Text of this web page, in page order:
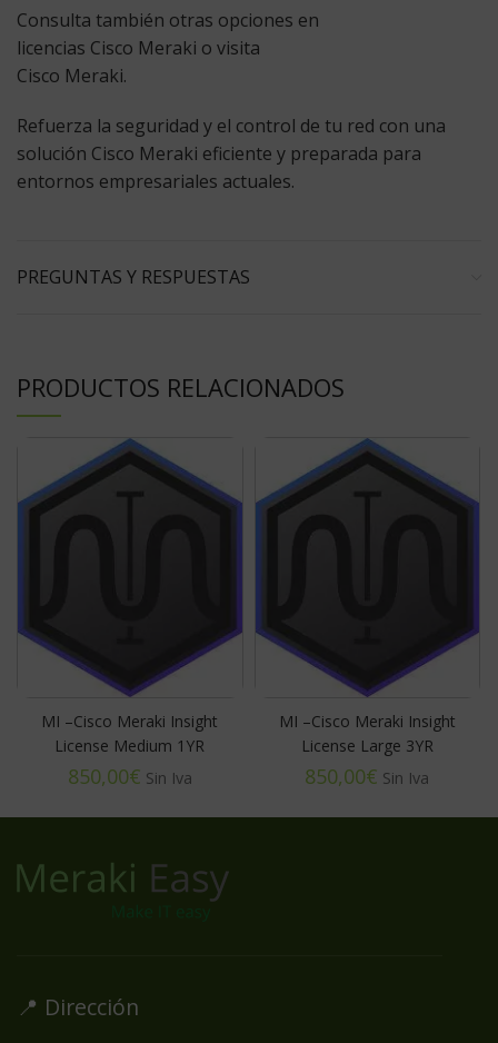
Consulta también otras opciones en
licencias Cisco Meraki o visita
Cisco Meraki.
Refuerza la seguridad y el control de tu red con una
solución Cisco Meraki eficiente y preparada para
entornos empresariales actuales.
PREGUNTAS Y RESPUESTAS
PRODUCTOS RELACIONADOS
MI –Cisco Meraki Insight
License Medium 1YR
€
MI –Cisco Meraki Insight
License Large 3YR
€
📍 Dirección